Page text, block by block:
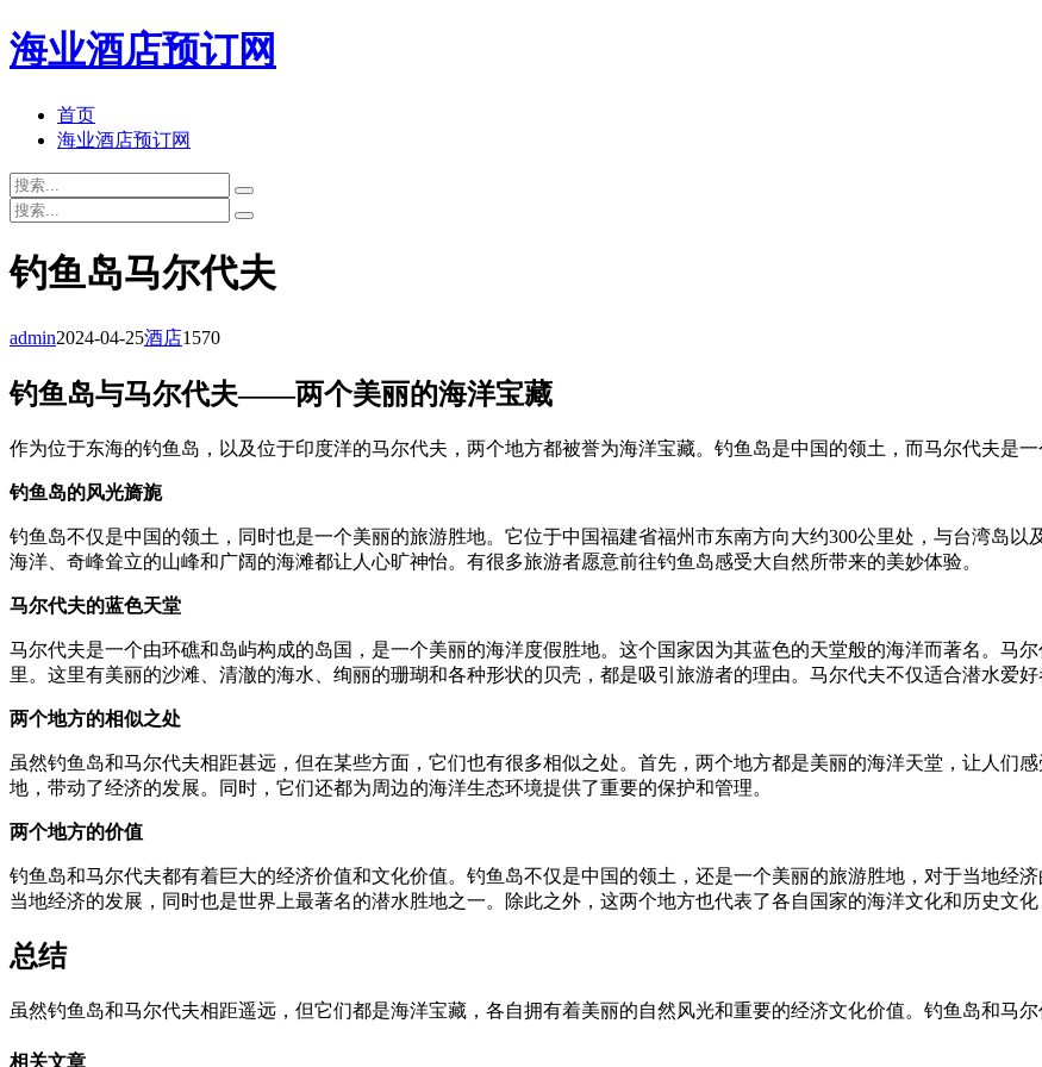
海业酒店预订网
首页
海业酒店预订网
钓鱼岛马尔代夫
admin2024-04-25酒店1570
钓鱼岛与马尔代夫——两个美丽的海洋宝藏
作为位于东海的钓鱼岛，以及位于印度洋的马尔代夫，两个地方都被誉为海洋宝藏。钓鱼岛是中国的领土，而马尔代夫是
钓鱼岛的风光旖旎
钓鱼岛不仅是中国的领土，同时也是一个美丽的旅游胜地。它位于中国福建省福州市东南方向大约300公里处，与台湾岛
海洋、奇峰耸立的山峰和广阔的海滩都让人心旷神怡。有很多旅游者愿意前往钓鱼岛感受大自然所带来的美妙体验。
马尔代夫的蓝色天堂
马尔代夫是一个由环礁和岛屿构成的岛国，是一个美丽的海洋度假胜地。这个国家因为其蓝色的天堂般的海洋而著名。马
里。这里有美丽的沙滩、清澈的海水、绚丽的珊瑚和各种形状的贝壳，都是吸引旅游者的理由。马尔代夫不仅适合潜水爱
两个地方的相似之处
虽然钓鱼岛和马尔代夫相距甚远，但在某些方面，它们也有很多相似之处。首先，两个地方都是美丽的海洋天堂，让人们
地，带动了经济的发展。同时，它们还都为周边的海洋生态环境提供了重要的保护和管理。
两个地方的价值
钓鱼岛和马尔代夫都有着巨大的经济价值和文化价值。钓鱼岛不仅是中国的领土，还是一个美丽的旅游胜地，对于当地经
当地经济的发展，同时也是世界上最著名的潜水胜地之一。除此之外，这两个地方也代表了各自国家的海洋文化和历史文化
总结
虽然钓鱼岛和马尔代夫相距遥远，但它们都是海洋宝藏，各自拥有着美丽的自然风光和重要的经济文化价值。钓鱼岛和马
相关文章